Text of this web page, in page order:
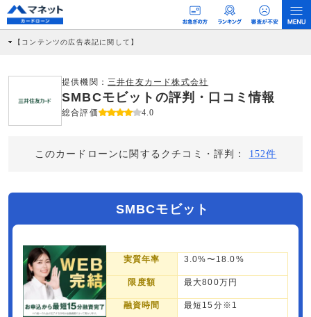
【コンテンツの広告表記に関して】
社に対して企業から紹介報酬が支払われるという収益モデルです。 ただし、特定の
商品を根拠なくPRするものではなく、当編集部の調査／ユーザーへの口コミ収集な
どに基づき、公平性を担保した情報提供を行っています。
提供機関： 三井住友カード株式会社
SMBCモビットの評判・口コミ情報
総合評価 4.0
このカードローンに関するクチコミ・評判： 152件
SMBCモビット
実質年率 3.0%〜18.0%
限度額 最大800万円
融資時間 最短15分※1